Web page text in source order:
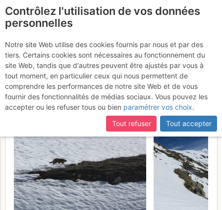
Denti di Maniglia / Punto
Nodale del Maniglia : da
Sant'Anna di Bellino
Samedi 15
avril 2017
Contrôlez l'utilisation de vos données
personnelles
Notre site Web utilise des cookies fournis par nous et par des
tiers. Certains cookies sont nécessaires au fonctionnement du
site Web, tandis que d'autres peuvent être ajustés par vous à
tout moment, en particulier ceux qui nous permettent de
comprendre les performances de notre site Web et de vous
fournir des fonctionnalités de médias sociaux. Vous pouvez les
accepter ou les refuser tous ou bien paramétrer vos choix.
Tout refuser
Tout accepter